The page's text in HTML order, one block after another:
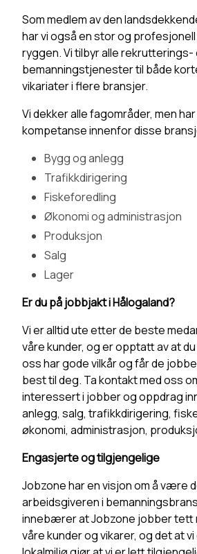
Som medlem av den
har vi også en stor og
ryggen. Vi tilbyr alle rekrutterings-
bemanningstjenester til både
vikariater i flere bransjer.
Vi dekker alle fagområder, men
kompetanse innenfor disse
Bygg og anlegg
Trafikkdirigering
Fiskeforedling
Økonomi og administrasjon
Produksjon
Salg
Lager
Er du på jobbjakt i Hålogaland?
Vi er alltid ute etter de beste
våre kunder, og er opptatt av at
oss har gode vilkår og får de
best til deg. Ta kontakt med oss
interessert i jobber og oppdrag
anlegg, salg, trafikkdirigering,
økonomi, administrasjon,
Engasjerte og tilgjengelige
Jobzone har en visjon om å være
arbeidsgiveren i
innebærer at Jobzone jobber tett
våre kunder og vikarer, og det at